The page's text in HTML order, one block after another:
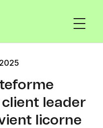
client leader
licorne